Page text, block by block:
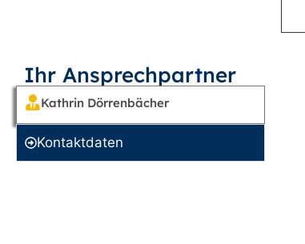
Ihr Ansprechpartner
Kathrin Dörrenbächer
Kontakt­daten